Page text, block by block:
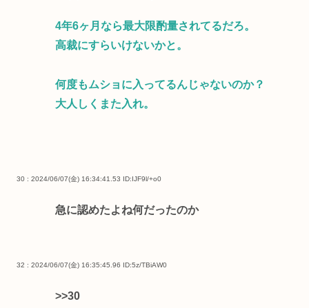
4年6ヶ月なら最大限酌量されてるだろ。
高裁にすらいけないかと。
何度もムショに入ってるんじゃないのか？
大人しくまた入れ。
30 : 2024/06/07(金) 16:34:41.53 ID:IJF9l/+o0
急に認めたよね何だったのか
32 : 2024/06/07(金) 16:35:45.96 ID:5z/TBiAW0
>>30